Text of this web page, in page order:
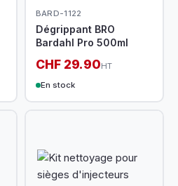
BARD-1122
Dégrippant BRO
Bardahl Pro 500ml
CHF 29.90HT
En stock